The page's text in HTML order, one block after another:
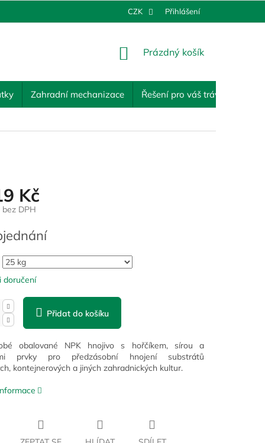
CZK Přihlášení
NÁKUPNÍ
Prázdný košík
Zahradní mechanizace Řešení pro váš trávník
Kč
bez DPH
doručení
Přidat do košíku
obalované NPK hnojivo s hořčíkem, sírou a
prvky pro předzásobní hnojení substrátů
kontejnerových a jiných zahradnických kultur.